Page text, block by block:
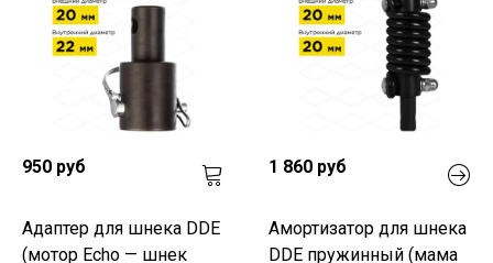
950 руб
Адаптер для шнека DDE
(мотор Echo — шнек
1 860 руб
Амортизатор для шнека
DDE пружинный (мама